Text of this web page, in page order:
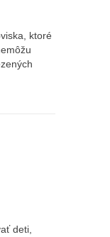
ktoré
deti,